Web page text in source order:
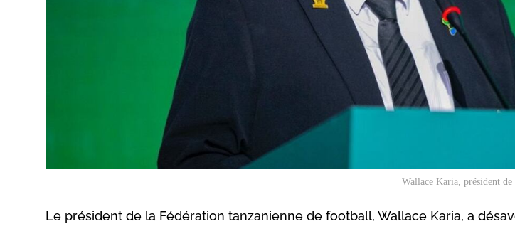
Wallace Karia, président
Le président de la Fédération tanzanienne de football, Wallace Karia, a